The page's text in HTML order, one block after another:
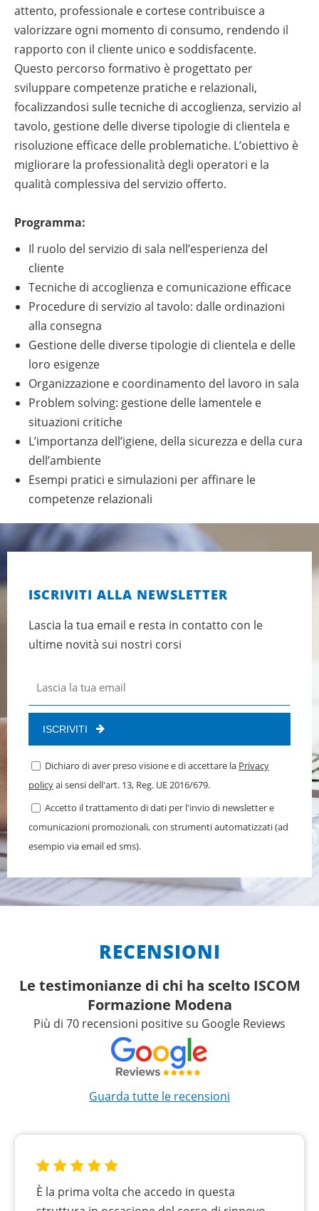
attento, professionale e cortese contribuisce a
valorizzare ogni momento di consumo, rendendo il
rapporto con il cliente unico e soddisfacente.
Questo percorso formativo è progettato per
sviluppare competenze pratiche e relazionali,
focalizzandosi sulle tecniche di accoglienza, servizio al
tavolo, gestione delle diverse tipologie di clientela e
risoluzione efficace delle problematiche. L’obiettivo è
migliorare la professionalità degli operatori e la
qualità complessiva del servizio offerto.
Programma:
Il ruolo del servizio di sala nell’esperienza del
cliente
Tecniche di accoglienza e comunicazione efficace
Procedure di servizio al tavolo: dalle ordinazioni
alla consegna
Gestione delle diverse tipologie di clientela e delle
loro esigenze
Organizzazione e coordinamento del lavoro in sala
Problem solving: gestione delle lamentele e
situazioni critiche
L’importanza dell’igiene, della sicurezza e della cura
dell’ambiente
Esempi pratici e simulazioni per affinare le
competenze relazionali
ISCRIVITI ALLA NEWSLETTER
Lascia la tua email e resta in contatto con le
ultime novità sui nostri corsi
ISCRIVITI
Dichiaro di aver preso visione e di accettare la Privacy
policyai sensi dell'art. 13, Reg. UE 2016/679.
Accetto il trattamento di dati per l'invio di newsletter e
comunicazioni promozionali, con strumenti automatizzati (ad
esempio via email ed sms).
RECENSIONI
Le testimonianze di chi ha scelto ISCOM
Formazione Modena
Più di 70 recensioni positive su Google Reviews
Guarda tutte le recensioni
È la prima volta che accedo in questa